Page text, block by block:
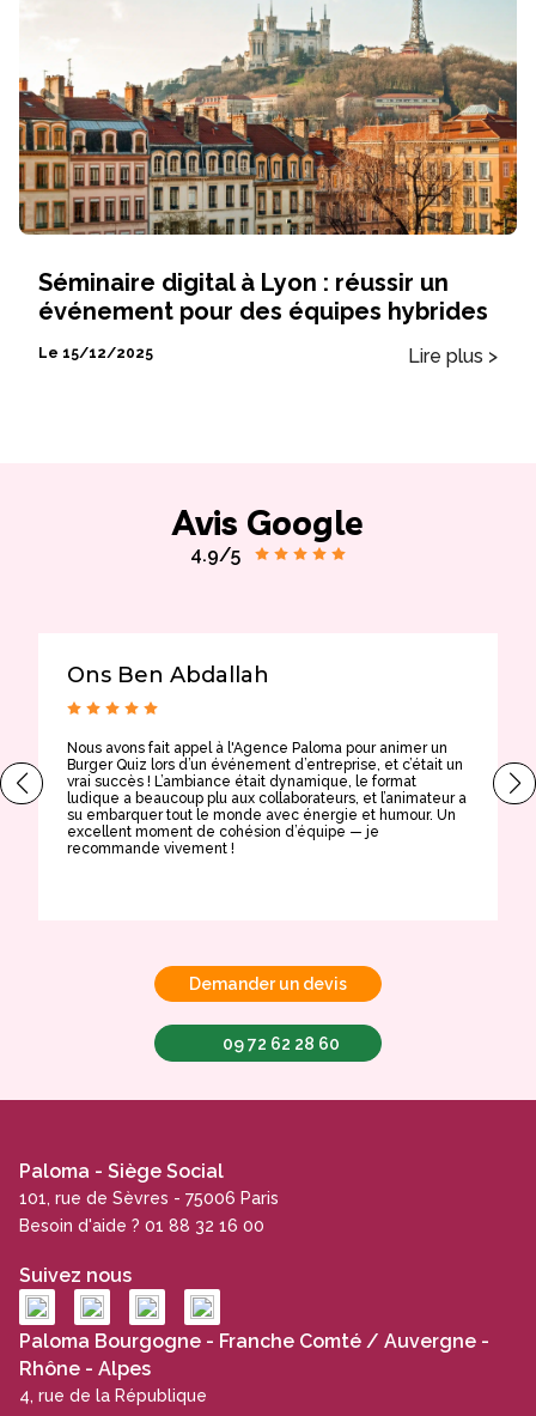
Séminaire digital à Lyon : réussir un
événement pour des équipes hybrides
Le 15/12/2025 Lire plus >
Avis Google
4.9/5
Ons Ben Abdallah
Nous avons fait appel à l'Agence Paloma pour animer un
Burger Quiz lors d’un événement d’entreprise, et c’était un
vrai succès ! L’ambiance était dynamique, le format
ludique a beaucoup plu aux collaborateurs, et l’animateur a
su embarquer tout le monde avec énergie et humour. Un
excellent moment de cohésion d’équipe — je
recommande vivement !
Demander un devis
09 72 62 28 60
Paloma - Siège Social
101, rue de Sèvres - 75006 Paris
Besoin d'aide ? 01 88 32 16 00
Suivez nous
Paloma Bourgogne - Franche Comté / Auvergne -
Rhône - Alpes
4, rue de la République